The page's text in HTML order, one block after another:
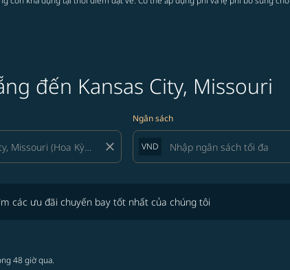
đến Kansas City, Missouri
close
Ngân sách
VND
các ưu đãi chuyến bay tốt nhất của chúng tôi
48 giờ qua.